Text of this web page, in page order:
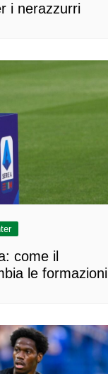
i nerazzurri
come il
le formazioni